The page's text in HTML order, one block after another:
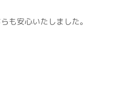
も安心いたしました。